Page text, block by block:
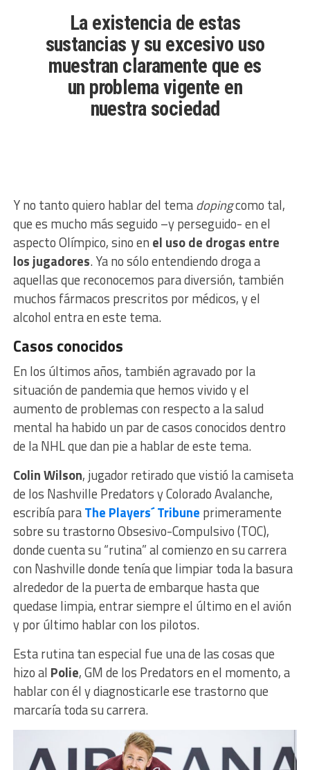
La existencia de estas
sustancias y su excesivo uso
muestran claramente que es
un problema vigente en
nuestra sociedad
Y no tanto quiero hablar del temadopingcomo tal,
que es mucho más seguido –y perseguido- en el
aspecto Olímpico, sino en el uso de drogas entre
los jugadores. Ya no sólo entendiendo droga a
aquellas que reconocemos para diversión, también
muchos fármacos prescritos por médicos, y el
alcohol entra en este tema.
Casos conocidos
En los últimos años, también agravado por la
situación de pandemia que hemos vivido y el
aumento de problemas con respecto a la salud
mental ha habido un par de casos conocidos dentro
de la NHL que dan pie a hablar de este tema.
ColinWilson, jugador retirado que vistió la camiseta
de los Nashville Predators y Colorado Avalanche,
escribía paraThe Players´ Tribune primeramente
sobre su trastorno Obsesivo-Compulsivo (TOC),
donde cuenta su “rutina” al comienzo en su carrera
con Nashville donde tenía que limpiar toda la basura
alrededor de la puerta de embarque hasta que
quedase limpia, entrar siempre el último en el avión
y por último hablar con los pilotos.
Esta rutina tan especial fue una de las cosas que
hizo al Polie, GM de los Predators en el momento, a
hablar con él y diagnosticarle ese trastorno que
marcaría toda su carrera.